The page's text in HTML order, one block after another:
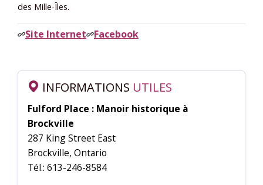
des Mille-Îles.
Site Internet Facebook
INFORMATIONS UTILES
Fulford Place : Manoir historique à
Brockville
287 King Street East
Brockville, Ontario
Tél.: 613-246-8584